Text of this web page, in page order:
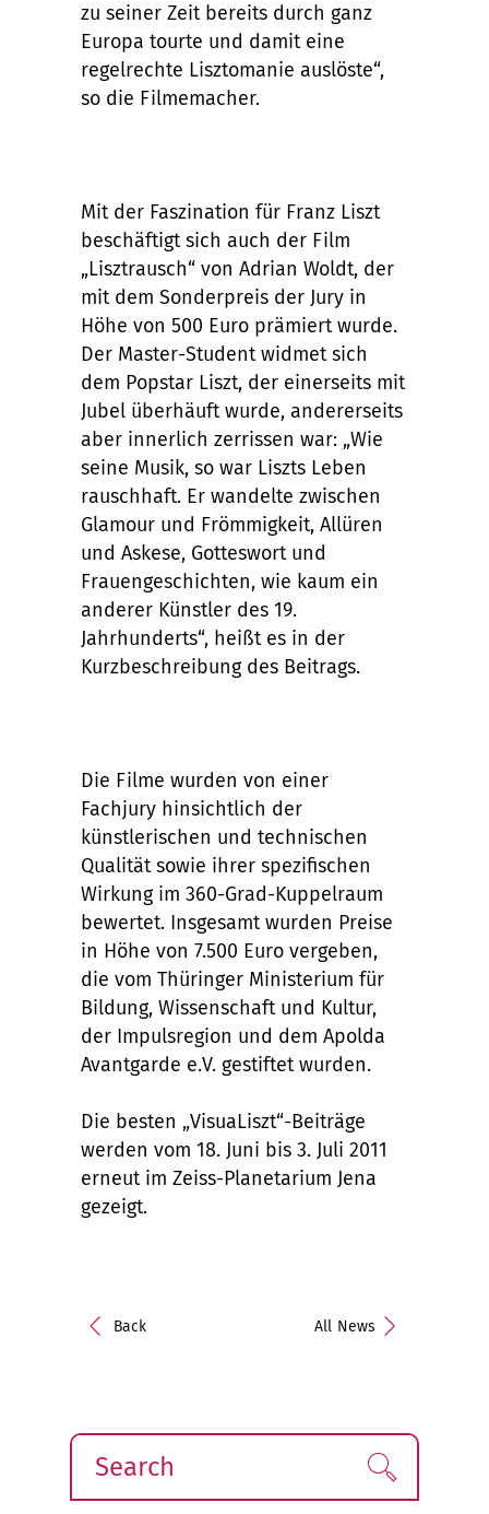
zu seiner Zeit bereits durch ganz
Europa tourte und damit eine
regelrechte Lisztomanie auslöste“,
so die Filmemacher.
Mit der Faszination für Franz Liszt
beschäftigt sich auch der Film
„Lisztrausch“ von Adrian Woldt, der
mit dem Sonderpreis der Jury in
Höhe von 500 Euro prämiert wurde.
Der Master-Student widmet sich
dem Popstar Liszt, der einerseits mit
Jubel überhäuft wurde, andererseits
aber innerlich zerrissen war: „Wie
seine Musik, so war Liszts Leben
rauschhaft. Er wandelte zwischen
Glamour und Frömmigkeit, Allüren
und Askese, Gotteswort und
Frauengeschichten, wie kaum ein
anderer Künstler des 19.
Jahrhunderts“, heißt es in der
Kurzbeschreibung des Beitrags.
Die Filme wurden von einer
Fachjury hinsichtlich der
künstlerischen und technischen
Qualität sowie ihrer spezifischen
Wirkung im 360-Grad-Kuppelraum
bewertet. Insgesamt wurden Preise
in Höhe von 7.500 Euro vergeben,
die vom Thüringer Ministerium für
Bildung, Wissenschaft und Kultur,
der Impulsregion und dem Apolda
Avantgarde e.V. gestiftet wurden.
Die besten „VisuaLiszt“-Beiträge
werden vom 18. Juni bis 3. Juli 2011
erneut im Zeiss-Planetarium Jena
gezeigt.
Back All News
Search Find!